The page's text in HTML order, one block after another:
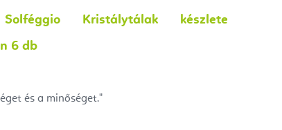
Kristálytálak készlete
6 db
és a minőséget."